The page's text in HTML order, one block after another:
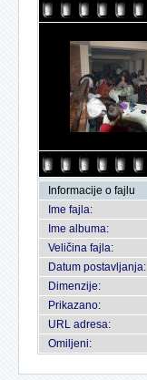
Informacije o fajlu
Ime fajla:
Ime albuma:
Veličina fajla:
Datum postavljanja:
Dimenzije:
Prikazano:
URL adresa:
Omiljeni: